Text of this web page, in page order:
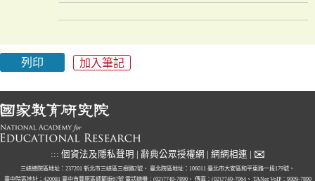
列印 加入筆記
::: 個資法及隱私聲明 | 辭典公眾授權網 | 網網相連 | ✉
三峽總院區地址：237201 新北市三峽區三樹路2號、 臺北院區地址：106011 臺北市大安區和平東路一段179號、
臺中院區地址：420081 臺中市豐原區師範街67號 電話總機：(02)7740-7890、 傳真：(02)7740-7064、 TANet VoIP：9009-7890